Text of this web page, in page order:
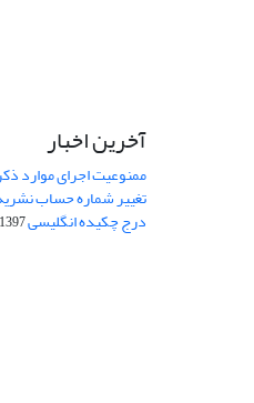
آخرین اخبار
ممنوعیت اجرای موارد
تغییر شماره حساب
درج چکیده انگلیسی03-25